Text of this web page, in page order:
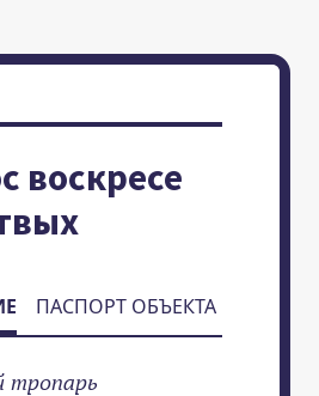
воскресе
ПАСПОРТ ОБЪЕКТА
тропарь